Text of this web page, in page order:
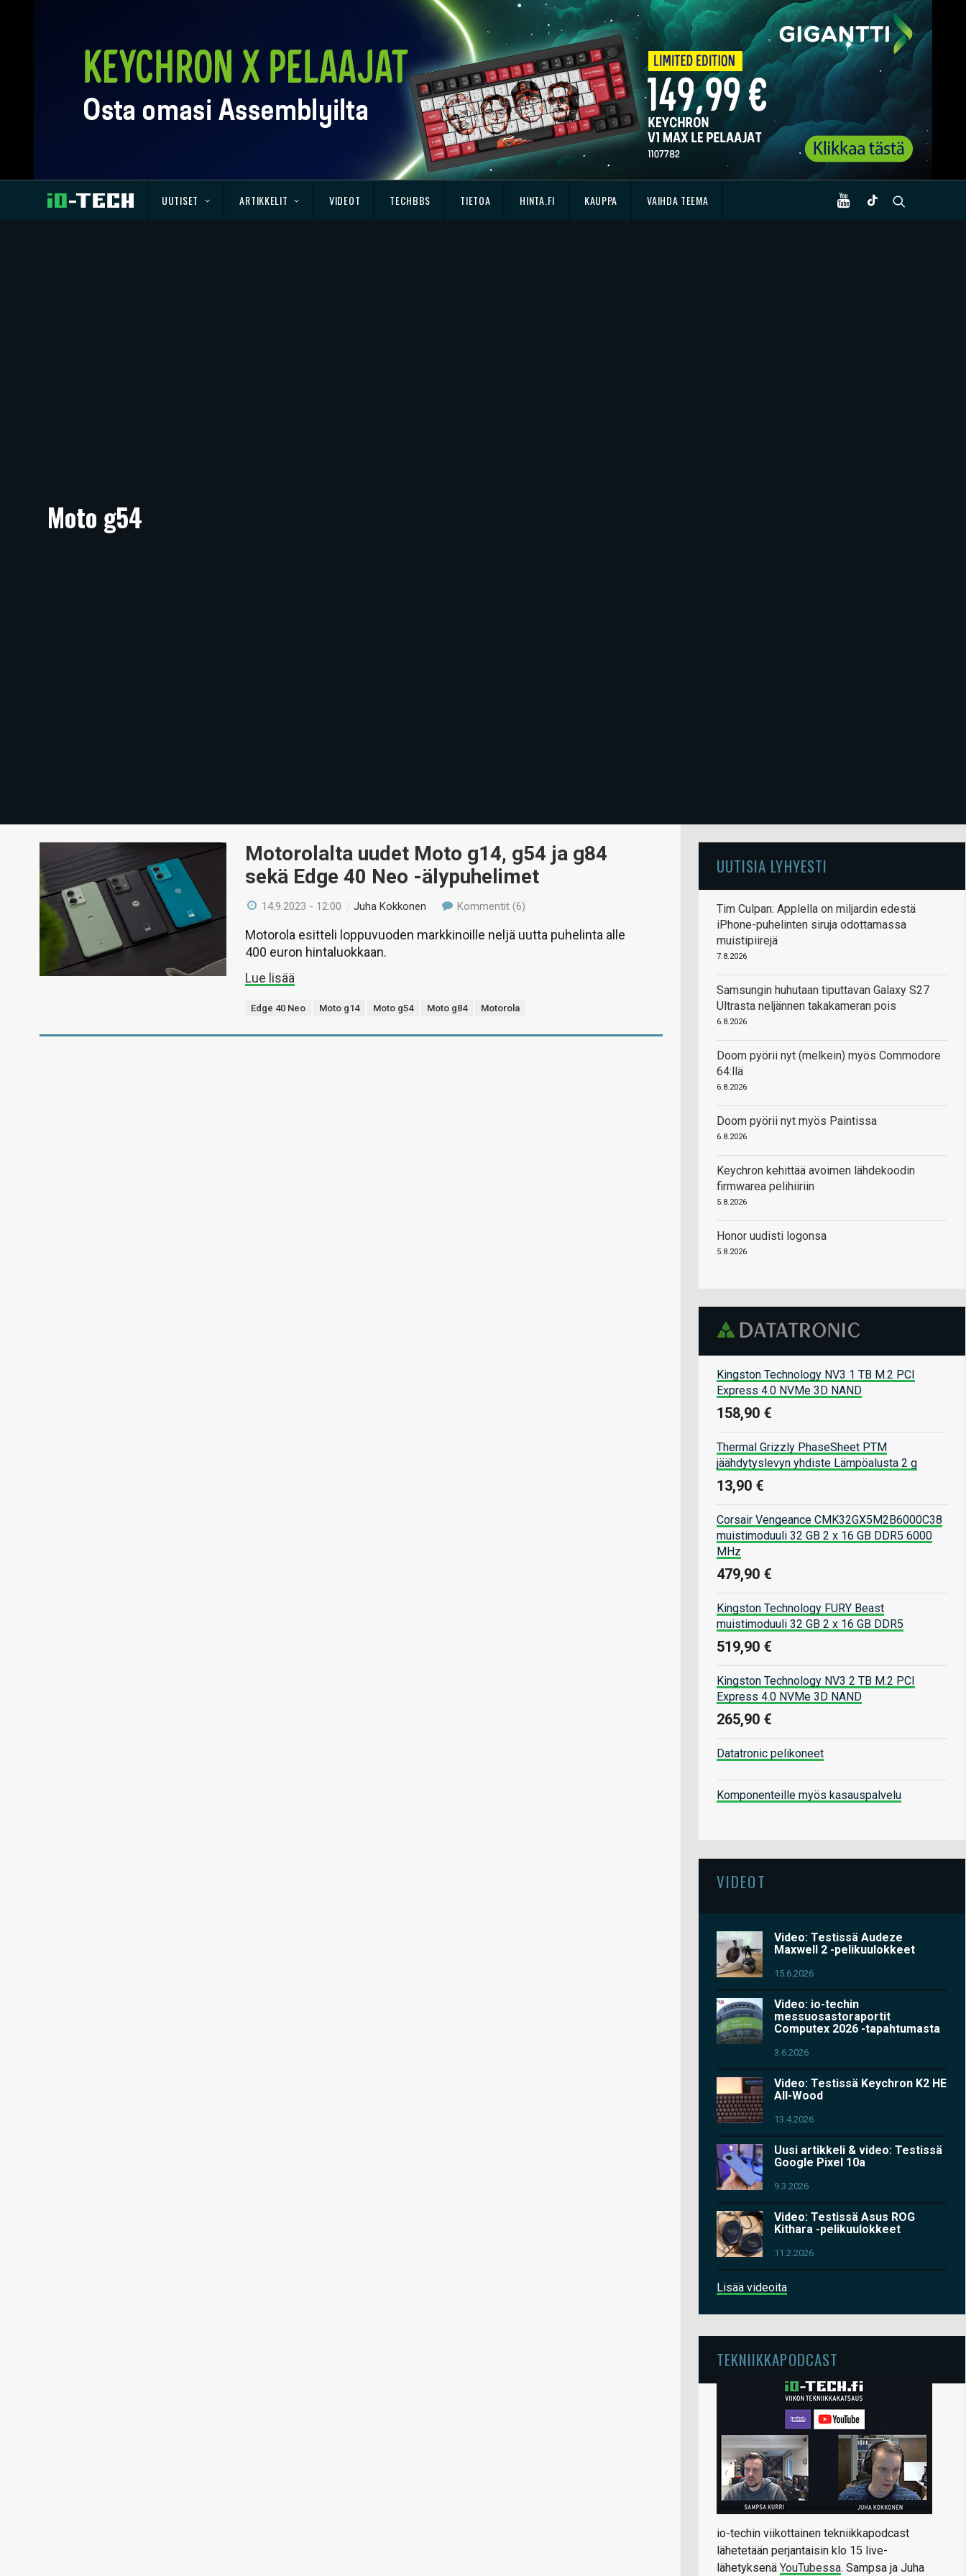
UUTISET ARTIKKELIT VIDEOT TECHBBS TIETOA HINTA.FI KAUPPA VAIHDA TEEMA
Moto g54
Motorolalta uudet Moto g14, g54 ja g84
sekä Edge 40 Neo -älypuhelimet
14.9.2023 - 12:00 /Juha Kokkonen Kommentit (6)
Motorola esitteli loppuvuoden markkinoille neljä uutta puhelinta alle
400 euron hintaluokkaan.
Lue lisää
Edge 40 Neo Moto g14 Moto g54 Moto g84 Motorola
UUTISIA LYHYESTI
Tim Culpan: Applella on miljardin edestä
iPhone-puhelinten siruja odottamassa
muistipiirejä
7.8.2026
Samsungin huhutaan tiputtavan Galaxy S27
Ultrasta neljännen takakameran pois
6.8.2026
Doom pyörii nyt (melkein) myös Commodore
64:llä
6.8.2026
Doom pyörii nyt myös Paintissa
6.8.2026
Keychron kehittää avoimen lähdekoodin
firmwarea pelihiiriin
5.8.2026
Honor uudisti logonsa
5.8.2026
Kingston Technology NV3 1 TB M.2 PCI
Express 4.0 NVMe 3D NAND
158,90 €
Thermal Grizzly PhaseSheet PTM
jäähdytyslevyn yhdiste Lämpöalusta 2 g
13,90 €
Corsair Vengeance CMK32GX5M2B6000C38
muistimoduuli 32 GB 2 x 16 GB DDR5 6000
MHz
479,90 €
Kingston Technology FURY Beast
muistimoduuli 32 GB 2 x 16 GB DDR5
519,90 €
Kingston Technology NV3 2 TB M.2 PCI
Express 4.0 NVMe 3D NAND
265,90 €
Datatronic pelikoneet
Komponenteille myös kasauspalvelu
VIDEOT
Video: Testissä Audeze
Maxwell 2 -pelikuulokkeet
15.6.2026
Video: io-techin
messuosastoraportit
Computex 2026 -tapahtumasta
3.6.2026
Video: Testissä Keychron K2 HE
All-Wood
13.4.2026
Uusi artikkeli & video: Testissä
Google Pixel 10a
9.3.2026
Video: Testissä Asus ROG
Kithara -pelikuulokkeet
11.2.2026
Lisää videoita
TEKNIIKKAPODCAST
io-techin viikottainen tekniikkapodcast
lähetetään perjantaisin klo 15 live-
lähetyksenä YouTubessa. Sampsa ja Juha